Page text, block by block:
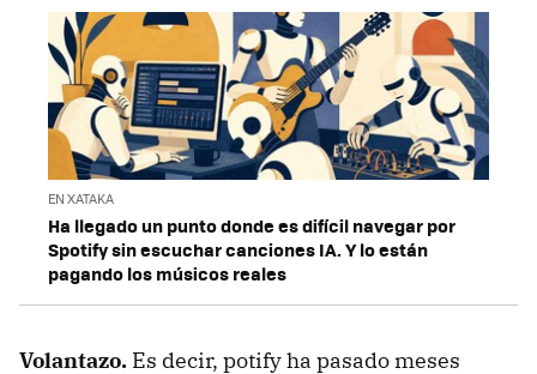
EN XATAKA
Ha llegado un punto donde es difícil navegar por
Spotify sin escuchar canciones IA. Y lo están
pagando los músicos reales
Volantazo. Es decir, potify ha pasado meses